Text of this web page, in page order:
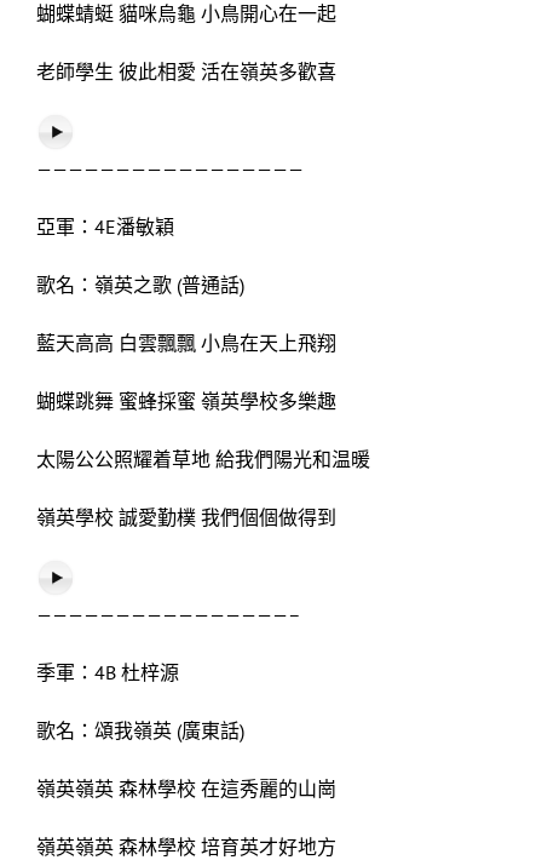
蝴蝶蜻蜓 貓咪烏龜 小鳥開心在一起
老師學生 彼此相愛 活在嶺英多歡喜
—————————————————
亞軍：4E潘敏穎
歌名：嶺英之歌 (普通話)
藍天高高 白雲飄飄 小鳥在天上飛翔
蝴蝶跳舞 蜜蜂採蜜 嶺英學校多樂趣
太陽公公照耀着草地 給我們陽光和温暖
嶺英學校 誠愛勤樸 我們個個做得到
————————————————–
季軍：4B 杜梓源
歌名：頌我嶺英 (廣東話)
嶺英嶺英 森林學校 在這秀麗的山崗
嶺英嶺英 森林學校 培育英才好地方